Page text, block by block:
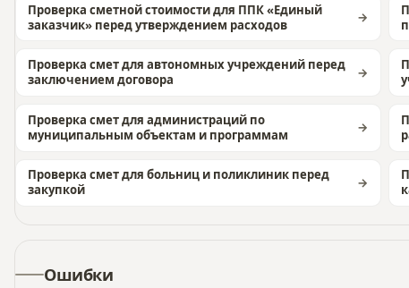
Проверка сметной стоимости для ППК «Единый
заказчик» перед утверждением расходов
Проверка смет для автономных учреждений перед
заключением договора
Проверка смет для администраций по
муниципальным объектам и программам
Проверка смет для больниц и поликлиник перед
закупкой
Ошибки